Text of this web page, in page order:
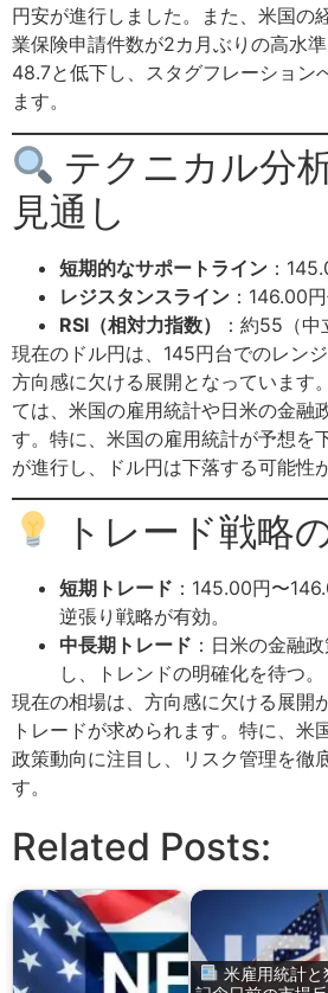
円安が進行しました。また、米国の
業保険申請件数が2カ月ぶりの高水
48.7と低下し、スタグフレーション
ます。
テクニカル分
見通し
短期的なサポートライン ：
レジスタンスライン ：146.00
RSI（相対力指数）
：約55（中
現在のドル円は、145円台でのレン
方向感に欠ける展開となっています
ては、米国の雇用統計や日米の金融
す。特に、米国の雇用統計が予想を
が進行し、ドル円は下落する可能性
トレード戦略
短期トレード ：145.00円〜
逆張り戦略が有効。
中長期トレード ：日米の金融
し、トレンドの明確化を待つ。
現在の相場は、方向感に欠ける展開
トレードが求められます。特に、米
政策動向に注目し、リスク管理を徹
す。
Related Posts:
米雇用統計と